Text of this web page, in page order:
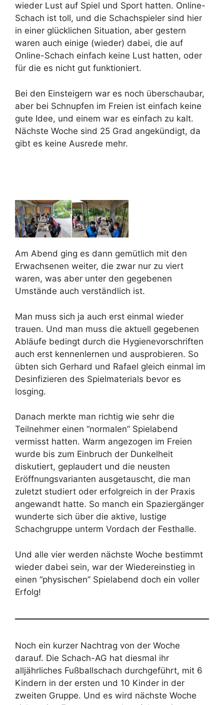
wieder Lust auf Spiel und Sport hatten. Online-
Schach ist toll, und die Schachspieler sind hier
in einer glücklichen Situation, aber gestern
waren auch einige (wieder) dabei, die auf
Online-Schach einfach keine Lust hatten, oder
für die es nicht gut funktioniert.
Bei den Einsteigern war es noch überschaubar,
aber bei Schnupfen im Freien ist einfach keine
gute Idee, und einem war es einfach zu kalt.
Nächste Woche sind 25 Grad angekündigt, da
gibt es keine Ausrede mehr.
Am Abend ging es dann gemütlich mit den
Erwachsenen weiter, die zwar nur zu viert
waren, was aber unter den gegebenen
Umstände auch verständlich ist.
Man muss sich ja auch erst einmal wieder
trauen. Und man muss die aktuell gegebenen
Abläufe bedingt durch die Hygienevorschriften
auch erst kennenlernen und ausprobieren. So
übten sich Gerhard und Rafael gleich einmal im
Desinfizieren des Spielmaterials bevor es
losging.
Danach merkte man richtig wie sehr die
Teilnehmer einen “normalen” Spielabend
vermisst hatten. Warm angezogen im Freien
wurde bis zum Einbruch der Dunkelheit
diskutiert, geplaudert und die neusten
Eröffnungsvarianten ausgetauscht, die man
zuletzt studiert oder erfolgreich in der Praxis
angewandt hatte. So manch ein Spaziergänger
wunderte sich über die aktive, lustige
Schachgruppe unterm Vordach der Festhalle.
Und alle vier werden nächste Woche bestimmt
wieder dabei sein, war der Wiedereinstieg in
einen “physischen” Spielabend doch ein voller
Erfolg!
Noch ein kurzer Nachtrag von der Woche
darauf. Die Schach-AG hat diesmal ihr
alljährliches Fußballschach durchgeführt, mit 6
Kindern in der ersten und 10 Kinder in der
zweiten Gruppe. Und es wird nächste Woche